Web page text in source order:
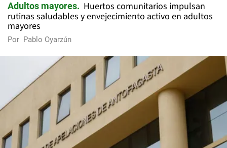
Adultos mayores
Huertos comunitarios impulsan
rutinas saludables y envejecimiento activo en adultos
mayores
Por Pablo Oyarzún